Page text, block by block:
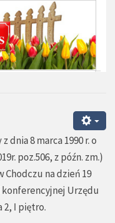
dnia 8 marca 1990 r. o
poz.506, z późn. zm.)
Chodczu na dzień 19
konferencyjnej Urzędu
2, I piętro.